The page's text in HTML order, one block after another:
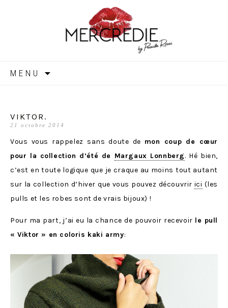
MERCREDIE
MENU
VIKTOR.
21 octobre 2014
Vous vous rappelez sans doute de mon coup de cœur
pour la collection d’été de Margaux Lonnberg. Hé bien,
c’est en toute logique que je craque au moins tout autant
sur la collection d’hiver que vous pouvez découvrir ici (les
pulls et les robes sont de vrais bijoux) !
Pour ma part, j’ai eu la chance de pouvoir recevoir le pull
« Viktor » en coloris kaki army: